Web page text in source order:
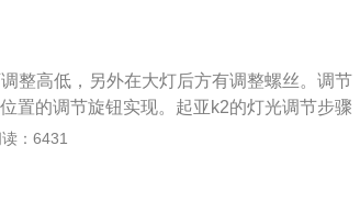
满员，行李箱满载的情况。4、3档=适合车辆
整高低，另外在大灯后方有调整螺丝。调节
置的调节旋钮实现。起亚k2的灯光调节步骤
点火启动车辆。2、开启左侧的灯光开关，
往下旋转，灯光照射高度往上。坐在驾驶位
读：6431